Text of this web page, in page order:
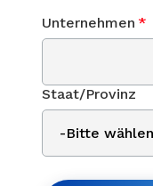
Unternehmen *
Staat/Provinz